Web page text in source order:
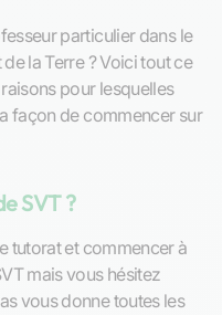
particulier dans le
la Terre ? Voici tout ce
pour lesquelles
façon de commencer sur
SVT ?
tutorat et commencer à
mais vous hésitez
vous donne toutes les